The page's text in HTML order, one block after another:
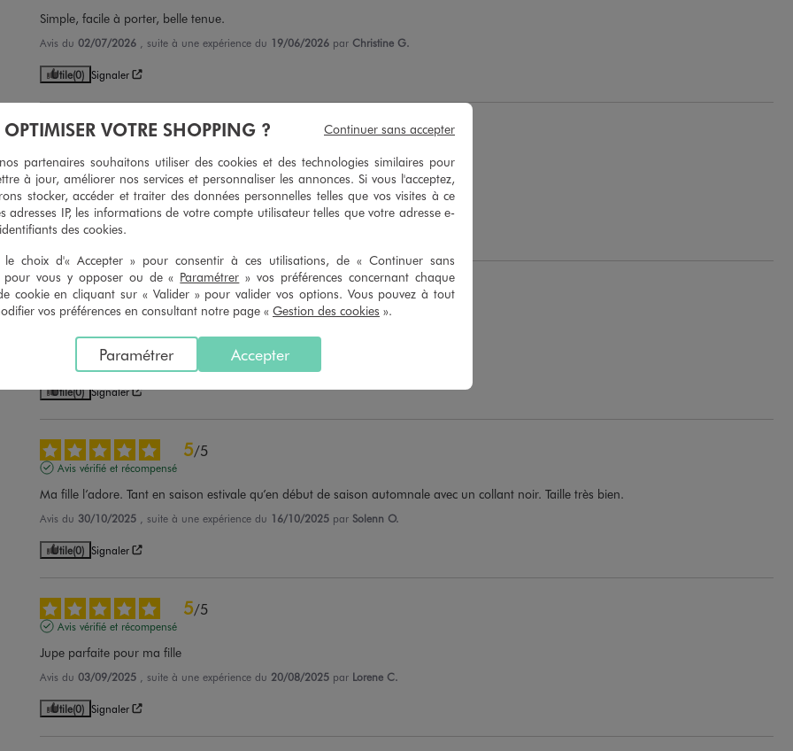
Simple, facile à porter, belle tenue.
Avis du 02/07/2026 , suite à une expérience du 19/06/2026 par Christine G.
Utile(0) Signaler
5/5
Super
Avis du12/06/2026 , suite à une expérience du30/05/2026 parSylvia A.
Utile(0) Signaler
4/ 5
Avis vérifié et récompensé
Nickel comme D habitude
06/05/2026 , suite à une expérience du23/04/2026
Utile(0) Signaler
5/5
Avis vérifié et récompensé
Ma fille l’adore. Tant en saison estivale qu’en début de saison automnale avec un collant noir. Taille très bien.
Avis du 30/10/2025 , suite à une expérience du 16/10/2025 par Solenn O.
Utile(0) Signaler
5/5
Avis vérifié et récompensé
Jupe parfaite pour ma fille
Avis du 03/09/2025 , suite à une expérience du 20/08/2025 par Lorene C.
Utile(0) Signaler
OPTIMISER VOTRE SHOPPING ?
partenaires souhaitons utiliser des cookies et des technologies similaires pour
à jour, améliorer nos services et personnaliser les annonces. Si vous l'acceptez,
stocker, accéder et traiter des données personnelles telles que vos visites à ce
adresses IP, les informations de votre compte utilisateur telles que votre adresse e-
des cookies.
le choix d'« Accepter » pour consentir à ces utilisations, de « Continuer sans
pour vous y opposer ou de « Paramétrer » vos préférences concernant chaque
cookie en cliquant sur « Valider » pour valider vos options. Vous pouvez à tout
vos préférences en consultant notre page « Gestion des cookies ».
Accepter
Paramétrer
Continuer sans accepter